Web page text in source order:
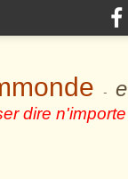
-
dire